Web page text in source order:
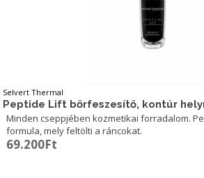
Selvert Thermal
Peptide Lift bőrfeszesítő, kontúr
Minden cseppjében kozmetikai forradalom.
formula, mely feltölti a ráncokat.
69.200Ft